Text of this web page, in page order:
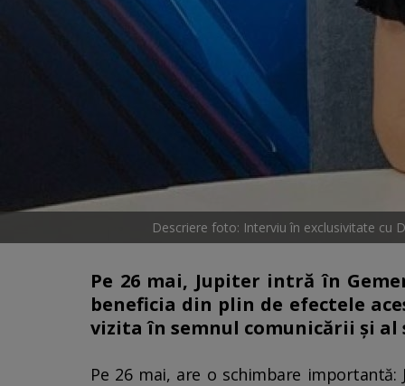
Descriere foto: Interviu în exclusivitate cu
Pe 26 mai, Jupiter intră în
beneficia din plin de efectele
vizita în semnul comunicării și
Pe 26 mai, are o schimbare